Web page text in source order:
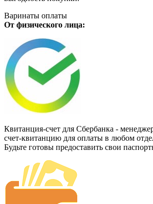
Варинаты оплаты
От физического лица:
Квитанция-счет для Сбербанка -
счет-квитанцию для оплаты в любом
Будьте готовы предоставить свои